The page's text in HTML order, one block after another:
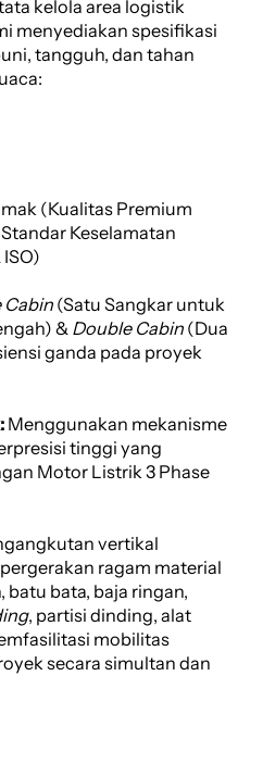
kelola area logistik
menyediakan spesifikasi
tangguh, dan tahan
(Kualitas Premium
Keselamatan
Cabin(Satu Sangkar untuk
& Double Cabin (Dua
ganda pada proyek
Menggunakan mekanisme
tinggi yang
Motor Listrik 3 Phase
vertikal
ragam material
batu bata, baja ringan,
, partisi dinding, alat
mobilitas
secara simultan dan